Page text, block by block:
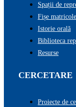
Spații de
Fișe
Istorie orală
Biblioteca
Resurse
CERCETARE
Proiecte de